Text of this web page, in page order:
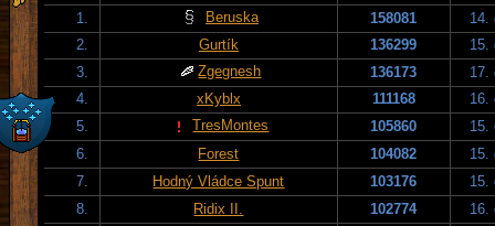
1.
Beruska 158081
14.
2.
Gurtík 136299
15.
3.
Zgegnesh 136173
17.
4.
xKyblx 111168
16.
5.
TresMontes 105860
15.
6.
Forest 104082
15.
7.
Hodný Vládce Spunt 103176
15.
8.
Ridix II. 102774
16.